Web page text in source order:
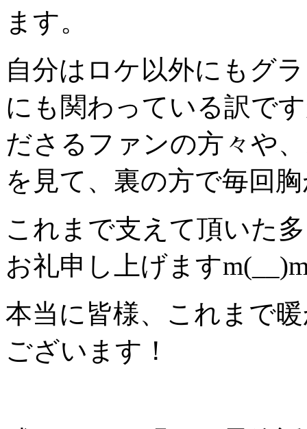
ます。
自分はロケ以外にもグ
にも関わっている訳で
ださるファンの方々や
を見て、裏の方で毎回
これまで支えて頂いた
お礼申し上げます
本当に皆様、これまで
ございます！